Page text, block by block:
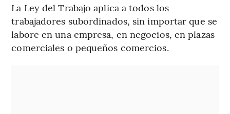
La Ley del Trabajo aplica a todos los
trabajadores subordinados, sin importar que se
labore en una empresa, en negocios, en plazas
comerciales o pequeños comercios.